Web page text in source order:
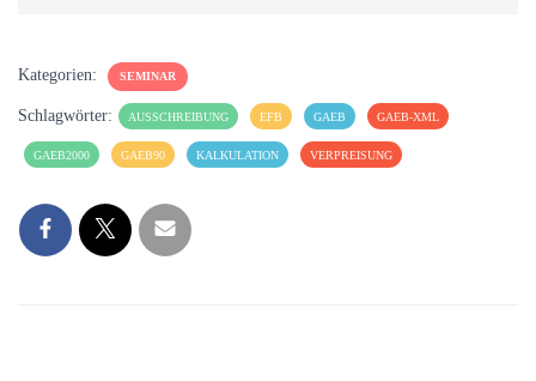
Kategorien: SEMINAR
Schlagwörter: AUSSCHREIBUNG EFB GAEB GAEB-XML
GAEB2000 GAEB90 KALKULATION VERPREISUNG